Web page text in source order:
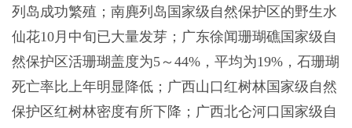
列岛成功繁殖；南麂列岛国家级自然保护区的野生水
仙花10月中旬已大量发芽；广东徐闻珊瑚礁国家级自
然保护区活珊瑚盖度为5～44%，平均为19%，石珊瑚
死亡率比上年明显降低；广西山口红树林国家级自然
保护区红树林密度有所下降；广西北仑河口国家级自